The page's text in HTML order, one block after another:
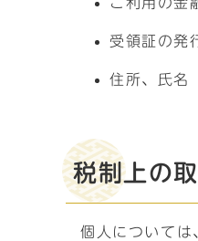
受領証の発
住所、氏名
税制上の
個人について